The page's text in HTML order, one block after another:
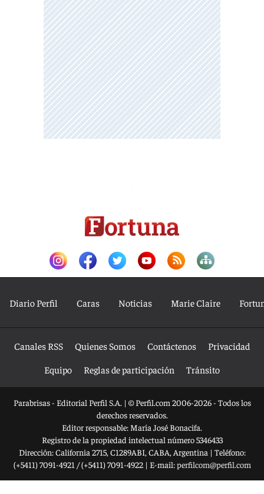
Diario Perfil Caras Noticias Marie Claire
Canales RSS Quienes Somos Contáctenos
Privacidad
Equipo
Reglas de participación Tránsito
Parabrisas - Editorial Perfil S.A. | © Perfil.com 2006-2026 - Todos los
derechos reservados.
Editor responsable: María José Bonacifa.
Registro de la propiedad intelectual número 5346433
Dirección:California 2715, C1289ABI, CABA, Argentina | Teléfono:
(+5411) 7091-4921 /(+5411) 7091-4922| E-mail:perfilcom@perfil.com